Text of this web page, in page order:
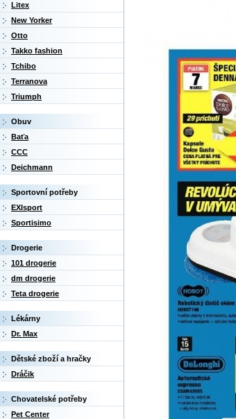
Litex
New Yorker
Otto
Takko fashion
Tchibo
Terranova
Triumph
Obuv
Baťa
CCC
Deichmann
Sportovní potřeby
EXIsport
Sportisimo
Drogerie
101 drogerie
dm drogerie
Teta drogerie
Lékárny
Dr. Max
Dětské zboží a hračky
Dráčik
Chovatelské potřeby
Pet Center